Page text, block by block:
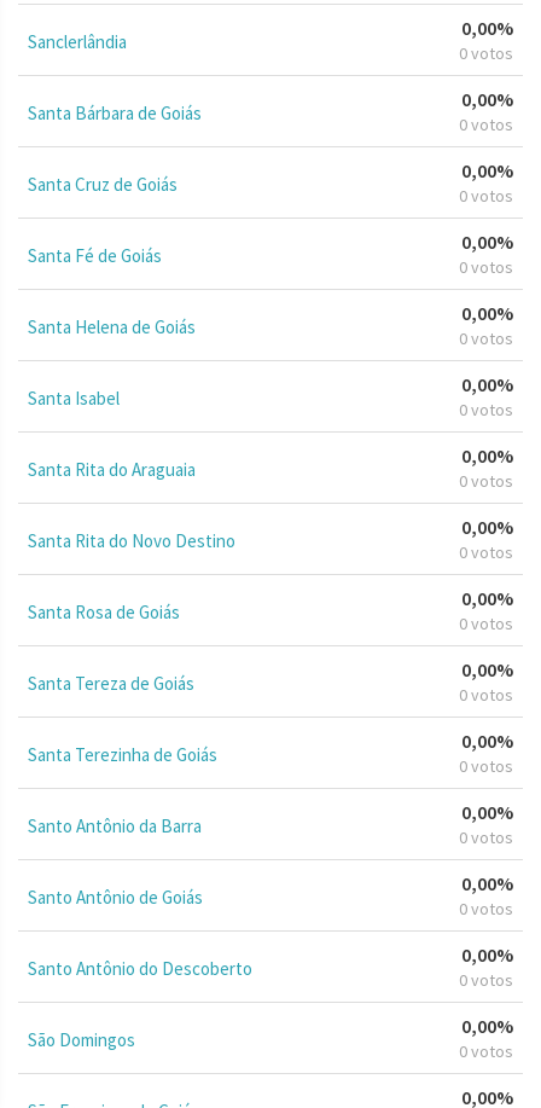
Sanclerlândia
0,00%
0 votos
Santa Bárbara de Goiás
0,00%
0 votos
Santa Cruz de Goiás
0,00%
0 votos
Santa Fé de Goiás
0,00%
0 votos
Santa Helena de Goiás
0,00%
0 votos
Santa Isabel
0,00%
0 votos
Santa Rita do Araguaia
0,00%
0 votos
Santa Rita do Novo Destino
0,00%
0 votos
Santa Rosa de Goiás
0,00%
0 votos
Santa Tereza de Goiás
0,00%
0 votos
Santa Terezinha de Goiás
0,00%
0 votos
Santo Antônio da Barra
0,00%
0 votos
Santo Antônio de Goiás
0,00%
0 votos
Santo Antônio do Descoberto
0,00%
0 votos
São Domingos
0,00%
0 votos
0,00%